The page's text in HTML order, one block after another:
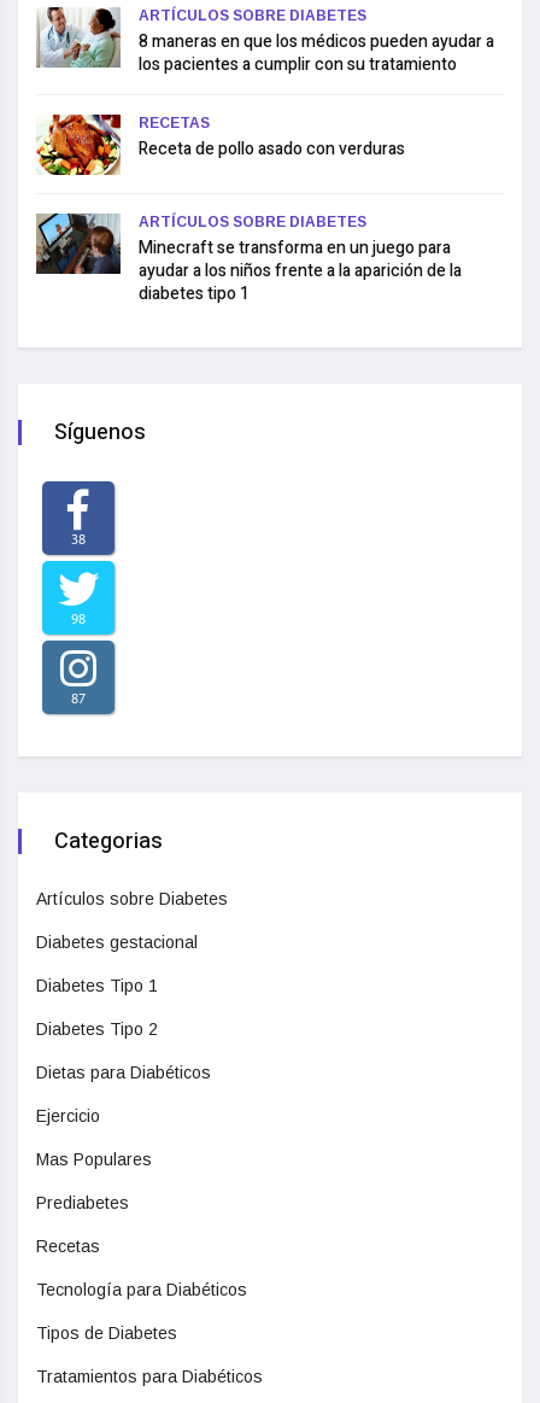
ARTÍCULOS SOBRE DIABETES
8 maneras en que los médicos pueden ayudar a
los pacientes a cumplir con su tratamiento
RECETAS
Receta de pollo asado con verduras
ARTÍCULOS SOBRE DIABETES
Minecraft se transforma en un juego para
ayudar a los niños frente a la aparición de la
diabetes tipo 1
Síguenos
38
98
87
Categorias
Artículos sobre Diabetes
Diabetes gestacional
Diabetes Tipo 1
Diabetes Tipo 2
Dietas para Diabéticos
Ejercicio
Mas Populares
Prediabetes
Recetas
Tecnología para Diabéticos
Tipos de Diabetes
Tratamientos para Diabéticos